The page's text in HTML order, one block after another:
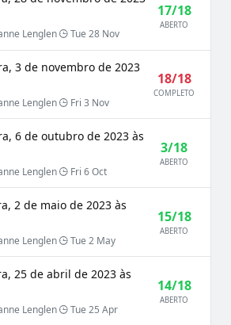
Lenglen Tue 28 Nov
17/18
ABERTO
3 de novembro de 2023
Lenglen Fri 3 Nov
18/18
COMPLETO
6 de outubro de 2023 às
Lenglen Fri 6 Oct
3/18
ABERTO
2 de maio de 2023 às
Lenglen Tue 2 May
15/18
ABERTO
25 de abril de 2023 às
Lenglen Tue 25 Apr
14/18
ABERTO